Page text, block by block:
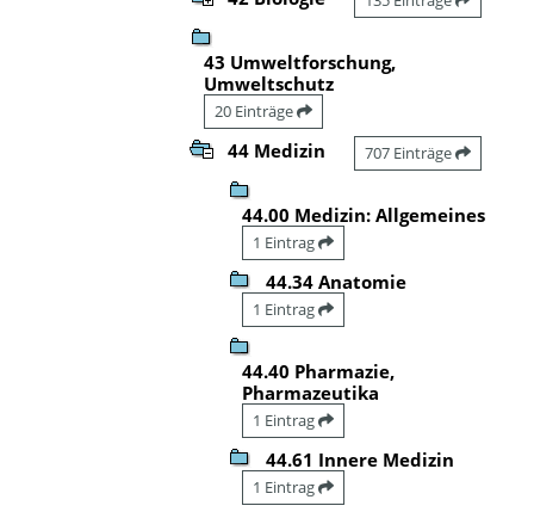
43 Umweltforschung,
Umweltschutz
20 Einträge
44 Medizin 707 Einträge
44.00 Medizin: Allgemeines
1 Eintrag
44.34 Anatomie
1 Eintrag
44.40 Pharmazie,
Pharmazeutika
1 Eintrag
44.61 Innere Medizin
1 Eintrag